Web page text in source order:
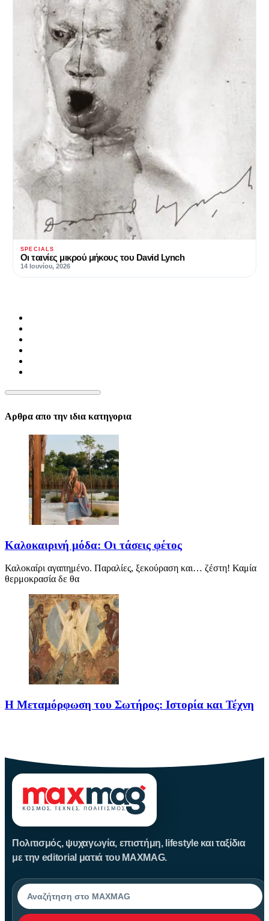
SPECIALS
Οι ταινίες μικρού μήκους του David Lynch
14 Ιουνίου, 2026
Αρθρα απο την ιδια κατηγορια
Καλοκαιρινή μόδα: Οι τάσεις φέτος
Καλοκαίρι αγαπημένο. Παραλίες, ξεκούραση και… ζέστη! Καμία
θερμοκρασία δε θα
Η Μεταμόρφωση του Σωτήρος: Ιστορία και Τέχνη
Πολιτισμός, ψυχαγωγία, επιστήμη, lifestyle και ταξίδια
με την editorial ματιά του MAXMAG.
Αναζήτηση